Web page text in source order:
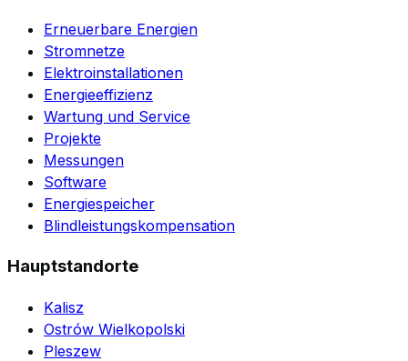
Erneuerbare Energien
Stromnetze
Elektroinstallationen
Energieeffizienz
Wartung und Service
Projekte
Messungen
Software
Energiespeicher
Blindleistungskompensation
Hauptstandorte
Kalisz
Ostrów Wielkopolski
Pleszew